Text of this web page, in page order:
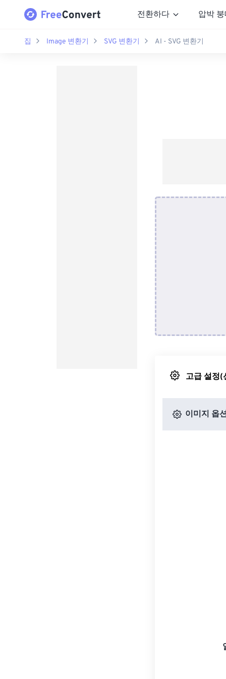
전환하다 압박
집 Image 변환기 SVG 변환기 AI - SVG 변환기
고급 설정(
이미지 옵